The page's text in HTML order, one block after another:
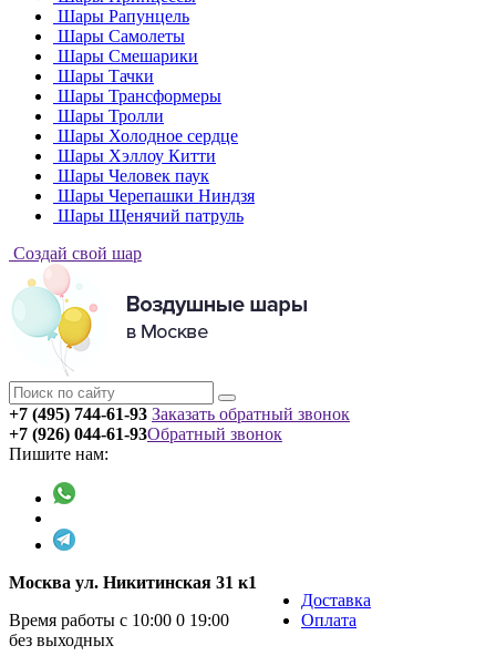
Шары Рапунцель
Шары Самолеты
Шары Смешарики
Шары Тачки
Шары Трансформеры
Шары Тролли
Шары Холодное сердце
Шары Хэллоу Китти
Шары Человек паук
Шары Черепашки Ниндзя
Шары Щенячий патруль
Создай свой шар
+7 (495) 744-61-93 Заказать обратный звонок
+7 (926) 044-61-93
Пишите нам:
Обратный звонок
Москва ул. Никитинская 31 к1
Время работы с 10:00 0 19:00
без выходных
Доставка
Оплата